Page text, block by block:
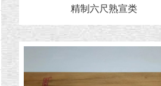
精制六尺熟宣类